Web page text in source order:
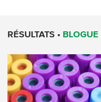
RÉSULTATS • BLOGUE